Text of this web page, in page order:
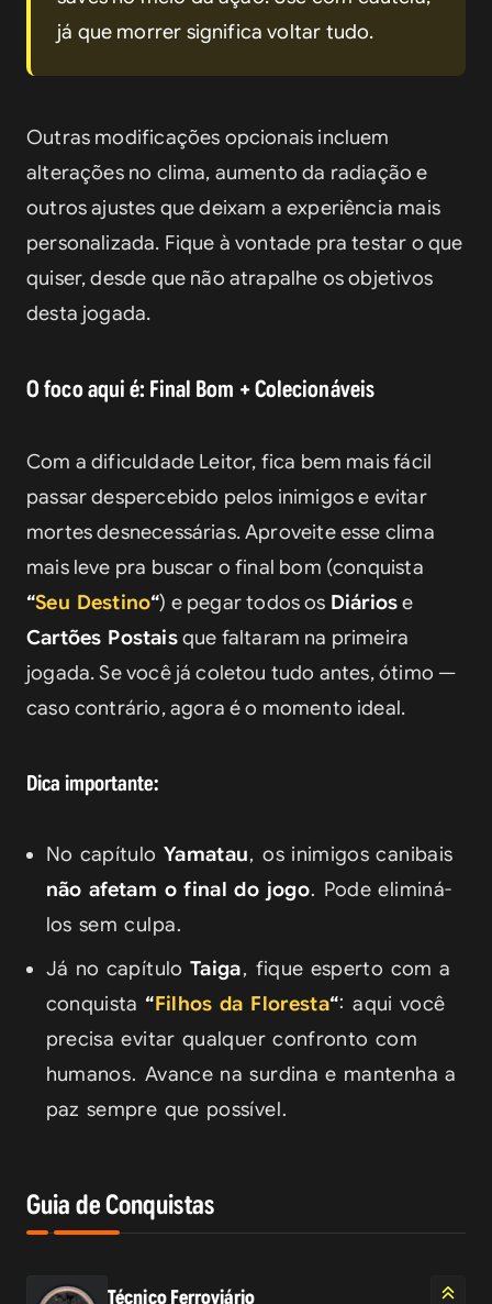
já que morrer significa voltar tudo.
Outras modificações opcionais incluem
alterações no clima, aumento da radiação e
outros ajustes que deixam a experiência mais
personalizada. Fique à vontade pra testar o que
quiser, desde que não atrapalhe os objetivos
desta jogada.
O foco aqui é: Final Bom + Colecionáveis
Com a dificuldade Leitor, fica bem mais fácil
passar despercebido pelos inimigos e evitar
mortes desnecessárias. Aproveite esse clima
“Seu Destino“) e pegar todos os Diários
Cartões Postais que faltaram na primeira
jogada. Se você já coletou tudo antes, ótimo —
caso contrário, agora é o momento ideal.
Dica importante:
No capítulo Yamatau, os inimigos canibais
não afetam o final do jogo. Pode eliminá-
los sem culpa.
Já no capítulo Taiga, fique esperto com a
conquista “Filhos da Floresta“: aqui você
precisa evitar qualquer confronto com
humanos. Avance na surdina e mantenha a
paz sempre que possível.
Guia de Conquistas
Técnico Ferroviário